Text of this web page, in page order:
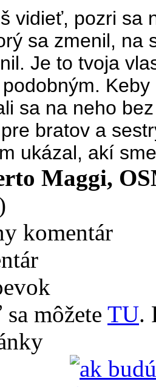
vidieť, pozri sa
sa zmenil, na
Je to tvoja
sa na neho
bratov a
ukázal, akí
Maggi,
komentár
môžete TU.